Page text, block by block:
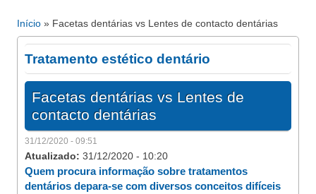
Está aqui
Início » Facetas dentárias vs Lentes de contacto dentárias
Tratamento estético dentário
Facetas dentárias vs Lentes de
contacto dentárias
31/12/2020 - 09:51
Atualizado: 31/12/2020 - 10:20
Quem procura informação sobre tratamentos
dentários depara-se com diversos conceitos difíceis